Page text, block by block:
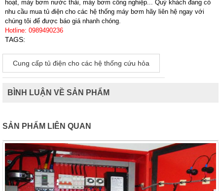
hoạt, máy bơm nước thải, máy bơm công nghiệp... Quý khách đang có
nhu cầu mua tủ điện cho các hệ thống máy bơm hãy liên hệ ngay với
chúng tôi để được báo giá nhanh chóng.
Hotline: 0989490236
TAGS:
Cung cấp tủ điện cho các hệ thống cứu hỏa
BÌNH LUẬN VỀ SẢN PHẨM
SẢN PHẨM LIÊN QUAN